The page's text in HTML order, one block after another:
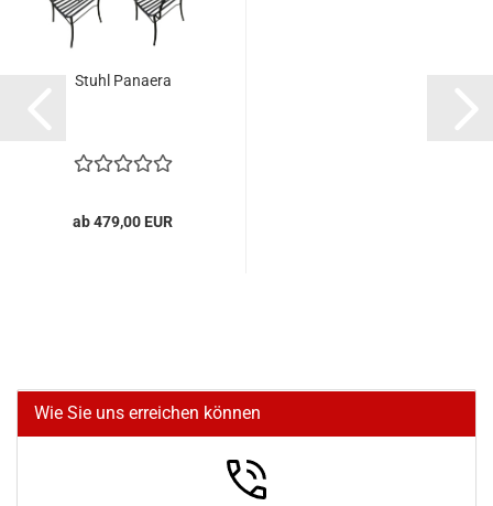
Stuhl Panaera
ab 479,00 EUR
Wie Sie uns erreichen können